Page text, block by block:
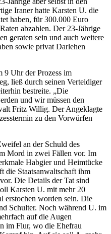
Iraner hatte Karsten U. die
haben, für 300.000 Euro
abzahlen. Der 23-Jährige
geraten sein und auch weitere
sowie privat Darlehen
9 Uhr der Prozess im
ließ durch seinen Verteidiger
bestreite. „Die
und wir müssen den
Fritz Willig. Der Angeklagte
zu den Vorwürfen
an der Schuld des
Mord in zwei Fällen vor. Im
Habgier und Heimtücke
die Staatsanwaltschaft ihm
Die Details der Tat sind
Karsten U. mit mehr 20
erstochen worden sein. Die
Schulter. Noch während U. im
auf die Augen
im Flur, wo die Ehefrau